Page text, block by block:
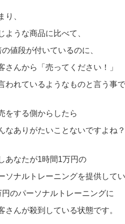
り、
ような商品に比べて、
値段が付いているのに、
さんから「売ってください！」
われているようなものと言う事で
をする側からしたら
なありがたいことないですよね？
あなたが1時間1万円の
ソナルトレーニングを提供してい
円のパーソナルトレーニングに
さんが殺到している状態です。